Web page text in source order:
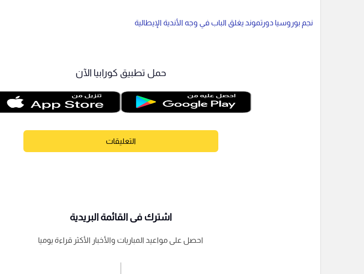
نجم بوروسيا دورتموند يغلق الباب في وجه الأندية الإيطالية
حمل تطبيق كورابيا الآن
التعليقات
اشترك فى القائمة البريدية
احصل على مواعيد المباريات والأخبار الأكثر قراءة يوميا